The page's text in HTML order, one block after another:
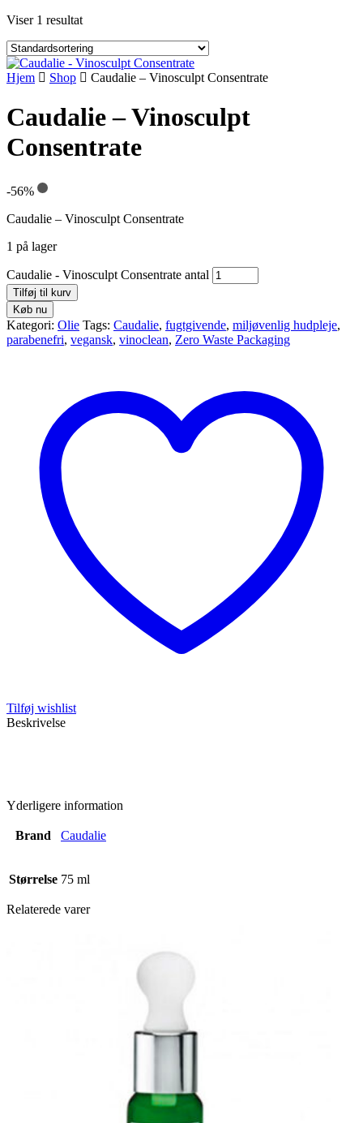
Viser 1 resultat
Hjem Shop Caudalie – Vinosculpt Consentrate
Caudalie – Vinosculpt
Consentrate
-56%
Caudalie – Vinosculpt Consentrate
1 på lager
Caudalie - Vinosculpt Consentrate antal
Tilføj til kurv
Køb nu
Kategori: Olie Tags: Caudalie, fugtgivende, miljøvenlig hudpleje,
parabenefri, vegansk, vinoclean, Zero Waste Packaging
Tilføj wishlist
Beskrivelse
Yderligere information
Brand Caudalie
Størrelse 75 ml
Relaterede varer